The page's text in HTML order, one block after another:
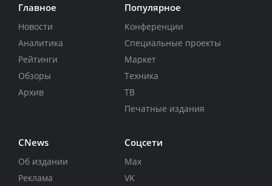
Главное
Новости
Аналитика
Рейтинги
Обзоры
Архив
Популярное
Конференции
Специальные проекты
Маркет
Техника
ТВ
Печатные издания
CNews
Об издании
Реклама
Соцсети
Max
VK